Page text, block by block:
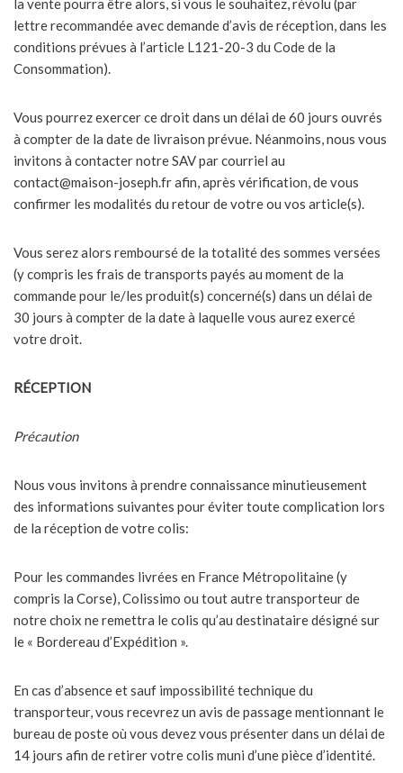
la vente pourra être alors, si vous le souhaitez, révolu (par
lettre recommandée avec demande d’avis de réception, dans les
conditions prévues à l’article L121-20-3 du Code de la
Consommation).
Vous pourrez exercer ce droit dans un délai de 60 jours ouvrés
à compter de la date de livraison prévue. Néanmoins, nous vous
invitons à contacter notre SAV par courriel au
contact@maison-joseph.fr afin, après vérification, de vous
confirmer les modalités du retour de votre ou vos article(s).
Vous serez alors remboursé de la totalité des sommes versées
(y compris les frais de transports payés au moment de la
commande pour le/les produit(s) concerné(s) dans un délai de
30 jours à compter de la date à laquelle vous aurez exercé
votre droit.
RÉCEPTION
Précaution
Nous vous invitons à prendre connaissance minutieusement
des informations suivantes pour éviter toute complication lors
de la réception de votre colis:
Pour les commandes livrées en France Métropolitaine (y
compris la Corse), Colissimo ou tout autre transporteur de
notre choix ne remettra le colis qu’au destinataire désigné sur
le « Bordereau d’Expédition ».
En cas d’absence et sauf impossibilité technique du
transporteur, vous recevrez un avis de passage mentionnant le
bureau de poste où vous devez vous présenter dans un délai de
14 jours afin de retirer votre colis muni d’une pièce d’identité.